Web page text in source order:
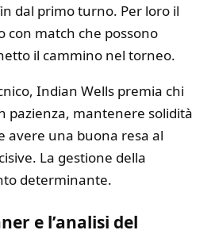
dal primo turno. Per loro il
con match che possono
il cammino nel torneo.
Indian Wells premia chi
pazienza, mantenere solidità
avere una buona resa al
La gestione della
determinante.
e l’analisi del